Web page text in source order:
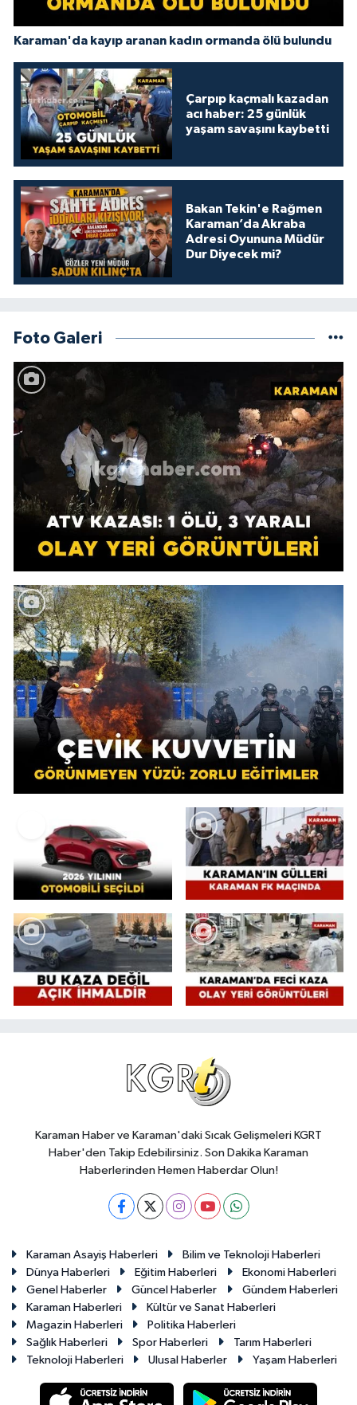
Karaman'da kayıp aranan kadın ormanda ölü bulundu
Çarpıp kaçmalı kazadan
acı haber: 25 günlük
yaşam savaşını kaybetti
Bakan Tekin'e Rağmen
Karaman’da Akraba
Adresi Oyununa Müdür
Dur Diyecek mi?
Foto Galeri
Karaman Haber ve Karaman'daki Sıcak Gelişmeleri KGRT
Haber'den Takip Edebilirsiniz. Son Dakika Karaman
Haberlerinden Hemen Haberdar Olun!
Karaman Asayiş Haberleri
Bilim ve Teknoloji Haberleri
Dünya Haberleri
Eğitim Haberleri
Ekonomi Haberleri
Genel Haberler
Güncel Haberler
Gündem Haberleri
Karaman Haberleri
Kültür ve Sanat Haberleri
Magazin Haberleri
Politika Haberleri
Sağlık Haberleri
Spor Haberleri
Tarım Haberleri
Teknoloji Haberleri
Ulusal Haberler Yaşam Haberleri